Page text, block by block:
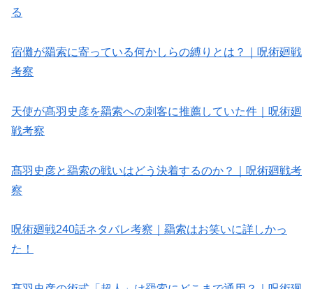
る
宿儺が羂索に寄っている何かしらの縛りとは？｜呪術廻戦
考察
天使が髙羽史彦を羂索への刺客に推薦していた件｜呪術廻
戦考察
髙羽史彦と羂索の戦いはどう決着するのか？｜呪術廻戦考
察
呪術廻戦240話ネタバレ考察｜羂索はお笑いに詳しかっ
た！